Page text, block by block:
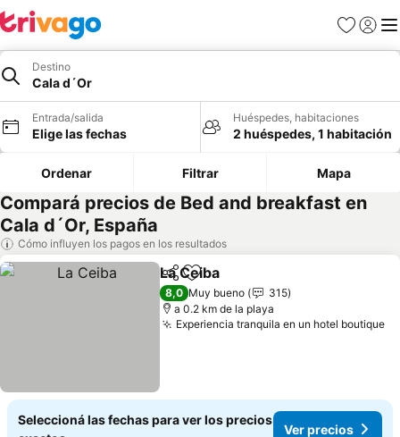
Favoritos
Iniciar
Destino
Cala d´Or
Entrada/salida
Elige las fechas
Huéspedes, habitaciones
2 huéspedes, 1 habitación
Ordenar Filtrar Mapa
Compará precios de Bed and breakfast en
Cala d´Or, España
Cómo influyen los pagos en los resultados
CompartirAñadir a favoritos
La Ceiba
8,0 Muy bueno
315
a 0.2 km de la playa
Experiencia tranquila en un hotel boutique
Seleccioná las fechas para ver los precios
Ver precios